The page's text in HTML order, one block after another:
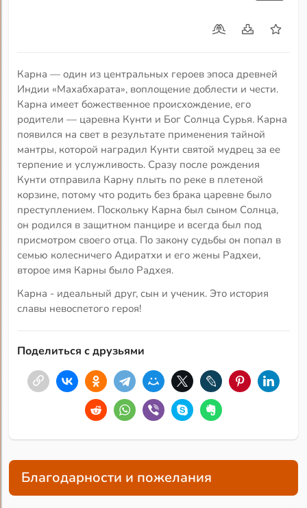
Карна — один из центральных героев эпоса древней
Индии «Махабхарата», воплощение доблести и чести.
Карна имеет божественное происхождение, его
родители — царевна Кунти и Бог Солнца Сурья. Карна
появился на свет в результате применения тайной
мантры, которой наградил Кунти святой мудрец за ее
терпение и услужливость. Сразу после рождения
Кунти отправила Карну плыть по реке в плетеной
корзине, потому что родить без брака царевне было
преступлением. Поскольку Карна был сыном Солнца,
он родился в защитном панцире и всегда был под
присмотром своего отца. По закону судьбы он попал в
семью колесничего Адиратхи и его жены Радхеи,
второе имя Карны было Радхея.
Карна - идеальный друг, сын и ученик. Это история
славы невоспетого героя!
Поделиться с друзьями
Благодарности и пожелания